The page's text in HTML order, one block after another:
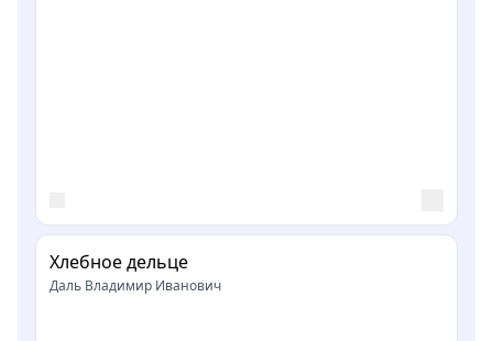
Хлебное дельце
Даль Владимир Иванович